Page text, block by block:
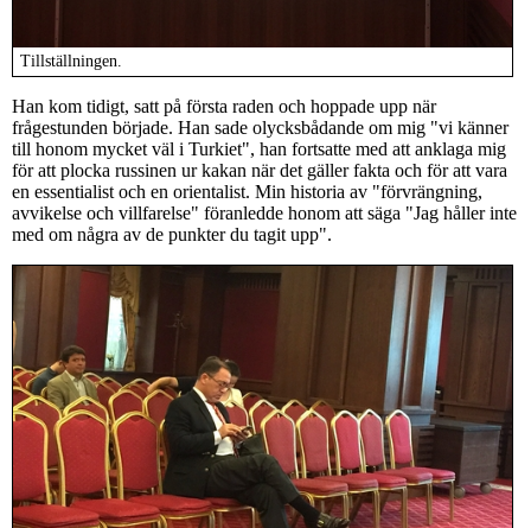
Tillställningen.
Han kom tidigt, satt på första raden och hoppade upp när
frågestunden började. Han sade olycksbådande om mig "vi känner
till honom mycket väl i Turkiet", han fortsatte med att anklaga mig
för att plocka russinen ur kakan när det gäller fakta och för att vara
en essentialist och en orientalist. Min historia av "förvrängning,
avvikelse och villfarelse" föranledde honom att säga "Jag håller inte
med om några av de punkter du tagit upp".